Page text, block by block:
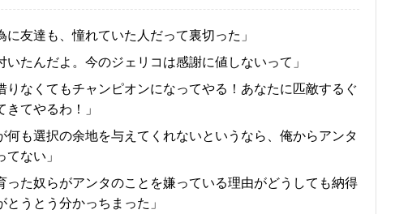
に友達も、憧れていた人だって裏切った」
たんだよ。今のジェリコは感謝に値しないって」
りなくてもチャンピオンになってやる！あなたに匹敵するぐ
きてやるわ！」
も選択の余地を与えてくれないというなら、俺からアンタ
ない」
った奴らがアンタのことを嫌っている理由がどうしても納得
とうとう分かっちまった」